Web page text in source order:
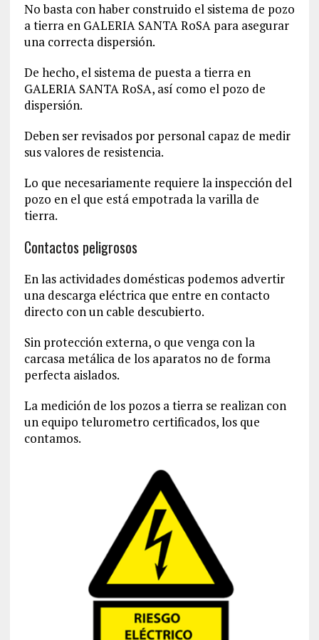
No basta con haber construido el sistema de pozo
a tierra en GALERIA SANTA RoSA para asegurar
una correcta dispersión.
De hecho, el sistema de puesta a tierra en
GALERIA SANTA RoSA, así como el pozo de
dispersión.
Deben ser revisados por personal capaz de medir
sus valores de resistencia.
Lo que necesariamente requiere la inspección del
pozo en el que está empotrada la varilla de
tierra.
Contactos peligrosos
En las actividades domésticas podemos advertir
una descarga eléctrica que entre en contacto
directo con un cable descubierto.
Sin protección externa, o que venga con la
carcasa metálica de los aparatos no de forma
perfecta aislados.
La medición de los pozos a tierra se realizan con
un equipo telurometro certificados, los que
contamos.